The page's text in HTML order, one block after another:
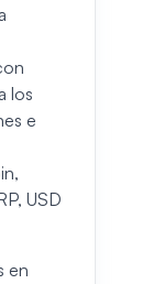
los
e
USD
en